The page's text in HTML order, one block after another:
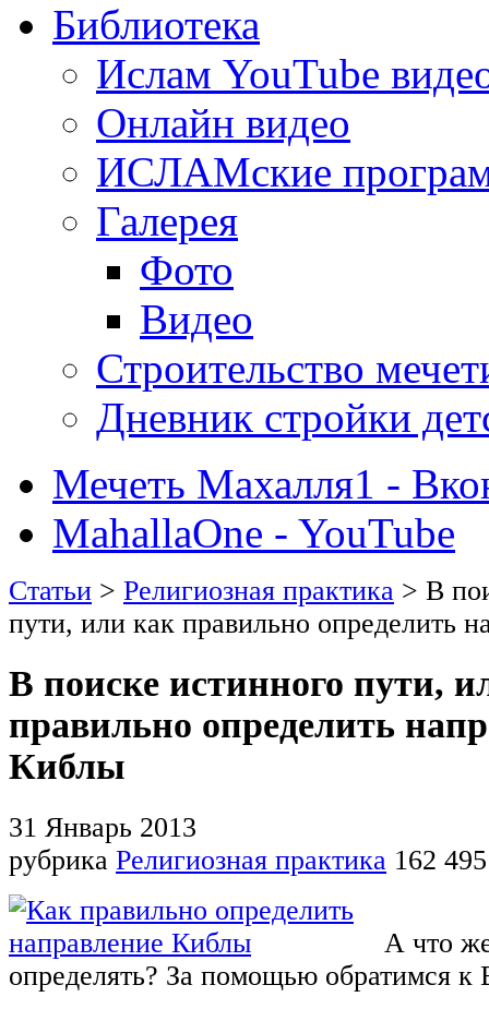
Библиотека
Ислам YouTube
Онлайн видео
ИСЛАМские
Галерея
Фото
Видео
Строительство
Дневник стройки
Мечеть Махалля1 -
MahallaOne - YouTube
Статьи > Религиозная практика > В
пути, или как правильно определить
В поиске истинного пути,
правильно определить
Киблы
31 Январь 2013
рубрика Религиозная практика 162 495
А что
определять? За помощью обратимся к